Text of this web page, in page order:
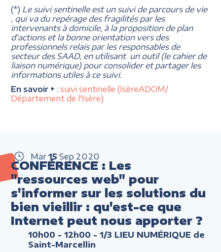
(*) Le suivi sentinelle est un suivi de parcours de vie
, qui va du repérage des fragilités par les
intervenants à domicile, à la proposition de plan
d'actions et la bonne orientation vers des
professionnels relais par les responsables de
secteur des SAAD, en utilisant un outil (le cahier de
liaison numérique) pour consolider et partager les
informations utiles à ce suivi.
En savoir + : suivi sentinelle (IsèreADOM/
Département de l'Isère)
Mar 15 Sep 2020
CONFÉRENCE : Les
"ressources web" pour
s'informer sur les solutions du
bien vieillir : qu'est-ce que
Internet peut nous apporter ?
10h00 - 12h00 - 1/3 LIEU NUMÉRIQUE de
Saint-Marcellin